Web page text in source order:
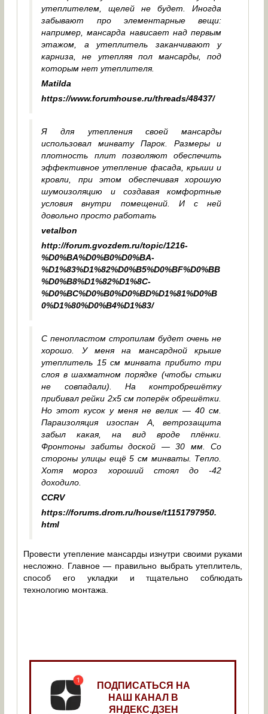
утеплителем, щелей не будет. Иногда
забывают про элементарные вещи:
например, мансарда нависает над первым
этажом, а утеплитель заканчивают у
карниза, не утепляя пол мансарды, под
которым нет утеплителя.
Matilda
https://www.forumhouse.ru/threads/48437/
Я для утепления своей мансарды
использовал минвату Парок. Размеры и
плотность плит позволяют обеспечить
эффективное утепление фасада, крыши и
кровли, при этом обеспечивая хорошую
шумоизоляцию и создавая комфортные
условия внутри помещений. И с ней
довольно просто работать
vetalbon
http://forum.gvozdem.ru/topic/1216-
%D0%BA%D0%B0%D0%BA-
%D1%83%D1%82%D0%B5%D0%BF%D0%BB
%D0%B8%D1%82%D1%8C-
%D0%BC%D0%B0%D0%BD%D1%81%D0%B
0%D1%80%D0%B4%D1%83/
С пенопластом стропилам будет очень не
хорошо. У меня на мансардной крыше
утеплитель 15 см минвата прибито три
слоя в шахматном порядке (чтобы стыки
не совпадали). На контробрешётку
прибивал рейки 2х5 см поперёк обрешётки.
Но этот кусок у меня не велик — 40 см.
Параизоляция изоспан А, ветрозащита
забыл какая, на вид вроде плёнки.
Фронтоны забиты доской — 30 мм. Со
стороны улицы ещё 5 см минваты. Тепло.
Хотя мороз хороший стоял до -42
доходило.
CCRV
https://forums.drom.ru/house/t1151797950.
html
Провести утепление мансарды изнутри своими руками
несложно. Главное — правильно выбрать утеплитель,
способ его укладки и тщательно соблюдать
технологию монтажа.
ПОДПИСАТЬСЯ НА
НАШ КАНАЛ В
ЯНДЕКС.ДЗЕН